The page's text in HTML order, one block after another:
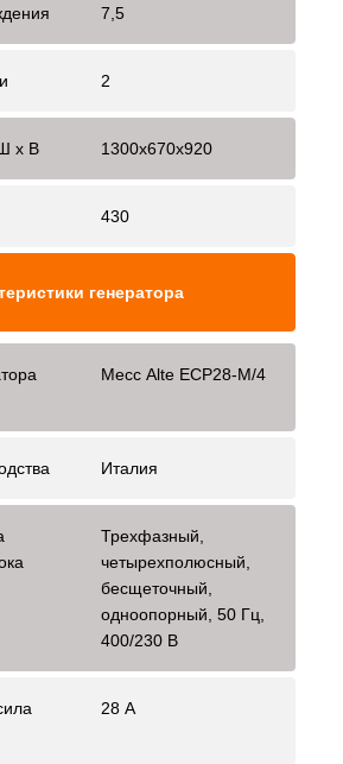
7,5
2
x В 1300x670x920
430
генератора
Mecc Alte ЕСР28-М/4
Италия
Трехфазный,
четырехполюсный,
бесщеточный,
одноопорный, 50 Гц,
400/230 В
28 А